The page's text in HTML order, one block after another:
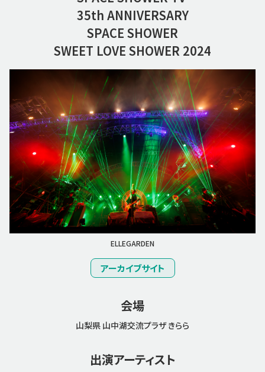
35th ANNIVERSARY
SPACE SHOWER
SWEET LOVE SHOWER 2024
ELLEGARDEN
アーカイブサイト
会場
山梨県 山中湖交流プラザ きらら
出演アーティスト